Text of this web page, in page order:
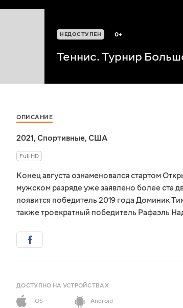
НЕДОСТУПЕН 0+
Теннис. Турнир
ОПИСАНИЕ
2021, Спортивные, США
Full HD
Конец августа ознаменовался стартом
мужском разряде уже заявлено более ста
появится победитель 2019 года Доминик
также троекратный победитель Рафаэль
ДОСТУПНО НА УСТРОЙСТВАХ
iOS
Android